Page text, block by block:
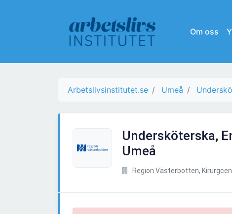
Om oss
Arbetslivsinstitutet.se Umeå
Undersköterska,
Umeå
Region Västerbotten,